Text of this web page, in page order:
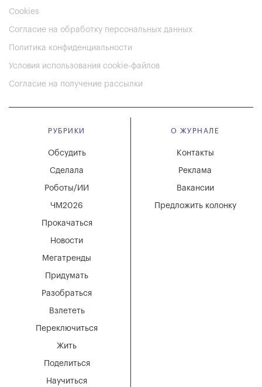
Cookies
Согласие на обработку персональных данных
Политика конфиденциальности
Условия использования cookie-файлов
Согласие на получение рассылки
РУБРИКИ
Мегатренды
Придумать
Разобраться
Взлететь
Новости
Переключиться
Жить
Поделиться
Научиться
Обсудить
Сделала
Роботы/ИИ
ЧМ2026
Прокачаться
О ЖУРНАЛЕ
Вакансии
Реклама
Контакты
Предложить колонку